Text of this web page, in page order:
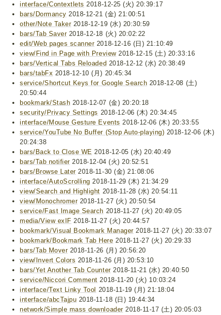
interface/Contextlets 2018-12-25 (火) 20:39:17
bars/Dormancy 2018-12-21 (金) 21:00:51
other/Note Taker2018-12-19 (水) 20:30:59
bars/Tab Saver2018-12-18 (火) 20:02:22
edit/Web pages scanner2018-12-16 (日) 21:10:49
view/Find in Page with Preview2018-12-15 (土) 20:33:16
bars/Vertical Tabs Reloaded 2018-12-12 (水) 20:38:49
bars/tabFx 2018-12-10 (月) 20:45:34
service/Shortcut Keys for Google Search 2018-12-08 (土)
20:50:44
bookmark/Stash 2018-12-07 (金) 20:20:18
security/Privacy Settings 2018-12-06 (木) 20:34:45
interface/Mouse Gesture Events 2018-12-06 (木) 20:33:55
service/YouTube No Buffer (Stop Auto-playing) 2018-12-06 (木)
20:24:38
bars/Back to Close WE 2018-12-05 (水) 20:40:49
bars/Tab notifier2018-12-04 (火) 20:52:51
bars/Browse Later2018-11-30 (金) 21:08:06
interface/AutoScrolling 2018-11-29 (木) 21:34:29
view/Search and Highlight 2018-11-28 (水) 20:54:11
view/Monochromer2018-11-27 (火) 20:50:54
service/Fast Image Search 2018-11-27 (火) 20:49:05
media/View exIF 2018-11-27 (火) 20:44:57
bookmark/Visual Bookmark Manager2018-11-27 (火) 20:33:07
bookmark/Bookmark Tab Here 2018-11-27 (火) 20:29:33
bars/Tab Mover2018-11-26 (月) 20:56:20
view/Invert Colors 2018-11-26 (月) 20:53:10
bars/Yet Another Tab Counter2018-11-21 (水) 20:40:50
service/Niccori Comment 2018-11-20 (火) 10:03:24
interface/Text Linky Tool 2018-11-19 (月) 21:18:04
interface/abcTajpu 2018-11-18 (日) 19:44:34
network/Simple mass downloader2018-11-17 (土) 20:05:03